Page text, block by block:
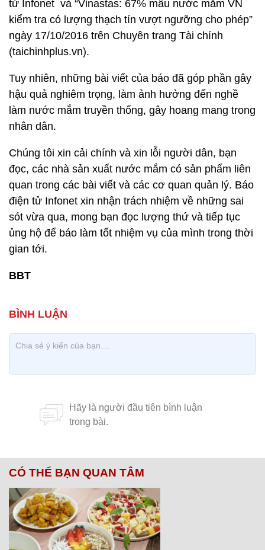
tử Infonet và “Vinastas: 67% mẫu nước mắm VN
kiểm tra có lượng thạch tín vượt ngưỡng cho phép”
ngày 17/10/2016 trên Chuyên trang Tài chính
(taichinhplus.vn).
Tuy nhiên, những bài viết của báo đã góp phần gây
hậu quả nghiêm trọng, làm ảnh hưởng đến nghề
làm nước mắm truyền thống, gây hoang mang trong
nhân dân.
Chúng tôi xin cải chính và xin lỗi người dân, bạn
đọc, các nhà sản xuất nước mắm có sản phẩm liên
quan trong các bài viết và các cơ quan quản lý. Báo
điện tử Infonet xin nhận trách nhiệm về những sai
sót vừa qua, mong bạn đọc lượng thứ và tiếp tục
ủng hộ để báo làm tốt nhiệm vụ của mình trong thời
gian tới.
BBT
CÓ THỂ BẠN QUAN TÂM